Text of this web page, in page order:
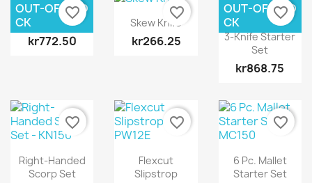
Sloyd Knife
kr772.50
OUT-OF-STO
CK
favorite_border
Skew Knife
kr266.25
favorite_border
3-Knife Starter
Set
kr868.75
OUT-OF-STO
CK
favorite_border
Right-Handed
Scorp Set
favorite_border
Flexcut
Slipstrop
favorite_border
6 Pc. Mallet
Starter Set
favorite_border